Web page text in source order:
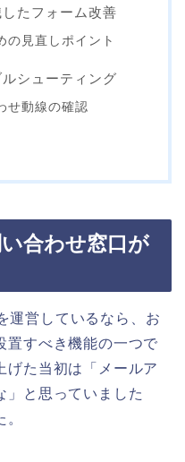
たフォーム改善
の見直しポイント
シューティング
せ動線の確認
合わせ窓口が
運営しているなら、お
置すべき機能の一つで
げた当初は「メールア
」と思っていました